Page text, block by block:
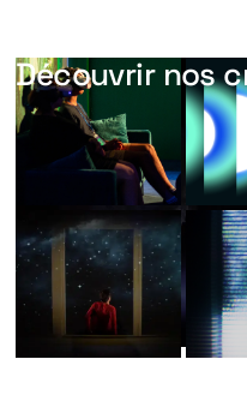
Découvrir nos